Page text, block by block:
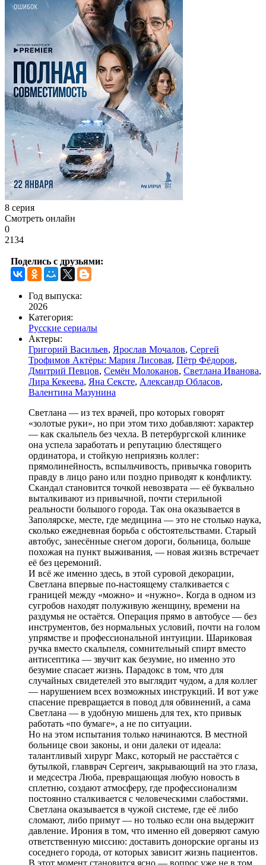
8 серия
Смотреть онлайн
0
2134
Поделись с друзьями:
Год выпуска:
2026
Категория:
Русские сериалы
Актеры:
Григорий Васильев, Ярослав Мочалов, Сергей
Трофимов Актёры: Мария Лисовая, Пётр Фёдоров,
Дмитрий Певцов, Семён Молоканов, Светлана Иванова,
Лира Кекеева, Яна Сексте, Александр Обласов,
Валентина Мазунина
Светлана — из тех врачей, про которых говорят
«золотые руки», но при этом тихо добавляют: характер
— как скальпель без чехла. В петербургской клинике
она успела заработать и репутацию блестящего
ординатора, и стойкую неприязнь коллег:
прямолинейность, вспыльчивость, привычка говорить
правду в лицо рано или поздно приводят к конфликту.
Скандал становится точкой невозврата — её буквально
выталкивают из привычной, почти стерильной
реальности большого города. Так она оказывается в
Заполярске, месте, где медицина — это не столько наука,
сколько ежедневная борьба с обстоятельствами. Старый
автобус, занесённые снегом дороги, больница, больше
похожая на пункт выживания, — новая жизнь встречает
её без церемоний.
И всё же именно здесь, в этой суровой декорации,
Светлана впервые по-настоящему сталкивается с
границей между «можно» и «нужно». Когда в одном из
сугробов находят полуживую женщину, времени на
раздумья не остаётся. Операция прямо в автобусе — без
инструментов, без нормальных условий, почти на голом
упрямстве и профессиональной интуиции. Шариковая
ручка вместо скальпеля, сомнительный спирт вместо
антисептика — звучит как безумие, но именно это
безумие спасает жизнь. Парадокс в том, что для
случайных свидетелей это выглядит чудом, а для коллег
— нарушением всех возможных инструкций. И вот уже
спасение превращается в повод для обвинений, а сама
Светлана — в удобную мишень для тех, кто привык
работать «по бумаге», а не по ситуации.
Но на этом испытания только начинаются. В местной
больнице свои законы, и они далеки от идеала:
талантливый хирург Макс, который не расстаётся с
бутылкой, главврач Сергеич, закрывающий на это глаза,
и медсестра Люба, превращающая любую новость в
сплетню, создают атмосферу, где профессионализм
постоянно сталкивается с человеческими слабостями.
Светлана оказывается в чужой системе, где её либо
сломают, либо примут — но только если она выдержит
давление. Ирония в том, что именно ей доверяют самую
ответственную миссию: доставить донорские органы из
соседнего города, от которых зависит жизнь пациентов.
В этот момент становится ясно — вопрос уже не в том,